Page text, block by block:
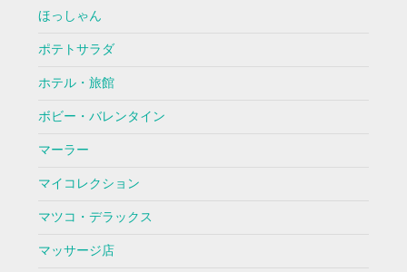
ほっしゃん
ポテトサラダ
ホテル・旅館
ボビー・バレンタイン
マーラー
マイコレクション
マツコ・デラックス
マッサージ店